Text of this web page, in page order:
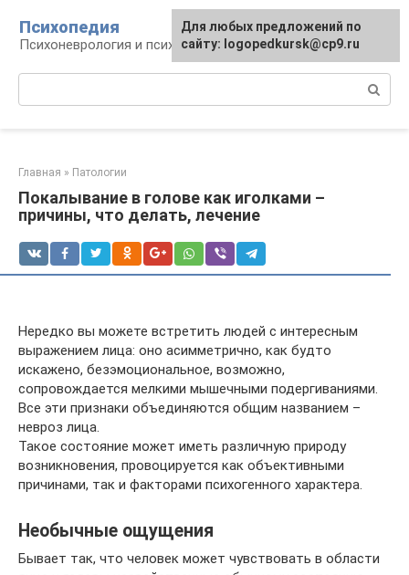
контенту
Психопедия
Психоневрология и психиатрия
Главная » Патологии
Покалывание в голове как иголками –
причины, что делать, лечение
Нередко вы можете встретить людей с интересным
выражением лица: оно асимметрично, как будто
искажено, безэмоциональное, возможно,
сопровождается мелкими мышечными подергиваниями.
Все эти признаки объединяются общим названием –
невроз лица.
Такое состояние может иметь различную природу
возникновения, провоцируется как объективными
причинами, так и факторами психогенного характера.
Необычные ощущения
Бывает так, что человек может чувствовать в области
Для любых предложений по
сайту: logopedkursk@cp9.ru